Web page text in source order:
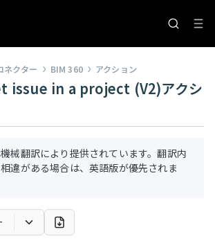
ネクター BIM 360 アクション
issue in a project (V2)アクシ
械翻訳により提供されています。翻訳内
違がある場合は、英語版が優先されま